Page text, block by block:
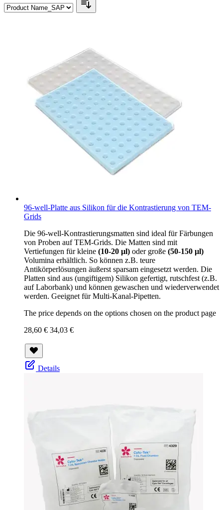
96-well-Platte aus Silikon für die Kontrastierung von TEM-
Grids
Die 96-well-Kontrastierungsmatten sind ideal für Färbungen
von Proben auf TEM-Grids. Die Matten sind mit
Vertiefungen für kleine (10-20 µl) oder große (50-150 µl)
Volumina erhältlich. So können z.B. teure
Antikörperlösungen äußerst sparsam eingesetzt werden. Die
Platten sind aus (ungiftigem) Silikon gefertigt, rutschfest (z.B.
auf Laborbank) und können gewaschen und wiederverwendet
werden. Geeignet für Multi-Kanal-Pipetten.
The price depends on the options chosen on the product page
28,60 € 34,03 €
Details